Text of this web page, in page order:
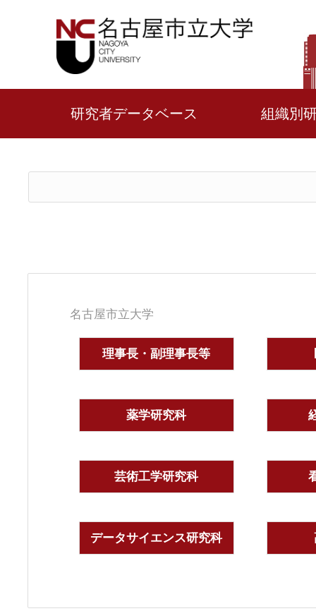
研究者データベース 組織別
名古屋市立大学
理事長・副理事長等
薬学研究科
芸術工学研究科
データサイエンス研究科